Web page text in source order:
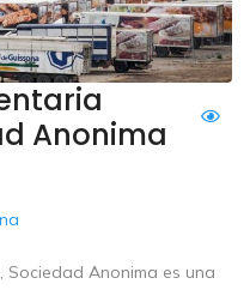
Anonima
Sociedad Anonima es una